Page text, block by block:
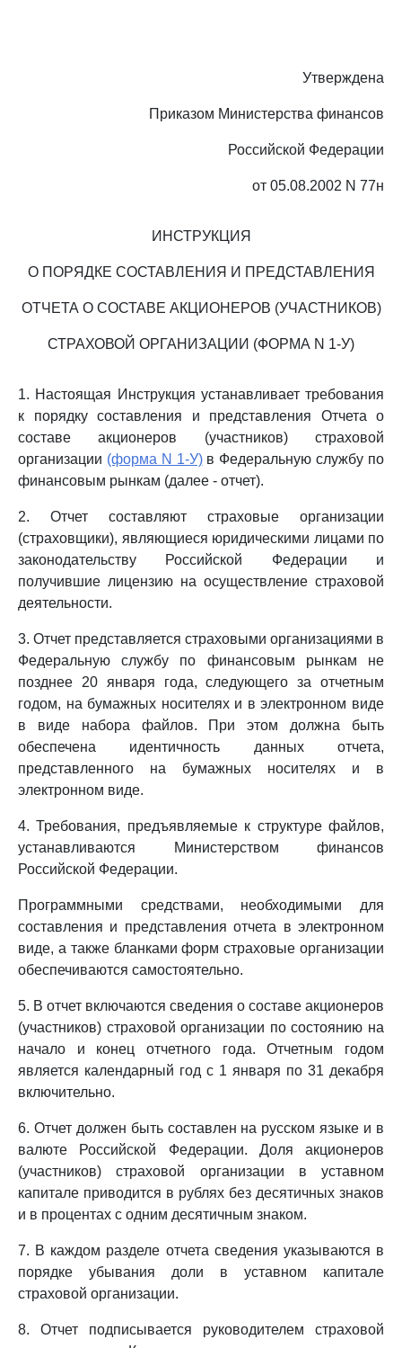
Утверждена
Приказом Министерства финансов
Российской Федерации
от 05.08.2002 N 77н
ИНСТРУКЦИЯ
О ПОРЯДКЕ СОСТАВЛЕНИЯ И ПРЕДСТАВЛЕНИЯ
ОТЧЕТА О СОСТАВЕ АКЦИОНЕРОВ (УЧАСТНИКОВ)
СТРАХОВОЙ ОРГАНИЗАЦИИ (ФОРМА N 1-У)
1. Настоящая Инструкция устанавливает требования
к порядку составления и представления Отчета о
составе акционеров (участников) страховой
организации (форма N 1-У)в Федеральную службу по
финансовым рынкам (далее - отчет).
2. Отчет составляют страховые организации
(страховщики), являющиеся юридическими лицами по
законодательству Российской Федерации и
получившие лицензию на осуществление страховой
деятельности.
3. Отчет представляется страховыми организациями в
Федеральную службу по финансовым рынкам не
позднее 20 января года, следующего за отчетным
годом, на бумажных носителях и в электронном виде
в виде набора файлов. При этом должна быть
обеспечена идентичность данных отчета,
представленного на бумажных носителях и в
электронном виде.
4. Требования, предъявляемые к структуре файлов,
устанавливаются Министерством финансов
Российской Федерации.
Программными средствами, необходимыми для
составления и представления отчета в электронном
виде, а также бланками форм страховые организации
обеспечиваются самостоятельно.
5. В отчет включаются сведения о составе акционеров
(участников) страховой организации по состоянию на
начало и конец отчетного года. Отчетным годом
является календарный год с 1 января по 31 декабря
включительно.
6. Отчет должен быть составлен на русском языке и в
валюте Российской Федерации. Доля акционеров
(участников) страховой организации в уставном
капитале приводится в рублях без десятичных знаков
и в процентах с одним десятичным знаком.
7. В каждом разделе отчета сведения указываются в
порядке убывания доли в уставном капитале
страховой организации.
8. Отчет подписывается руководителем страховой